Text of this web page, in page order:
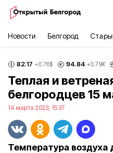
Новости Белгород
82.17 +0.76$ 94.84 +0.78€
Теплая и
белгородцев 15
14 марта 2023, 15:37
Температура воздуха